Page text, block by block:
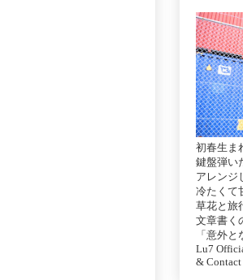
初春生ま
鍵盤弾い
アレンジ
冷たくて
草花と旅
文章書く
「意外
Lu7
&